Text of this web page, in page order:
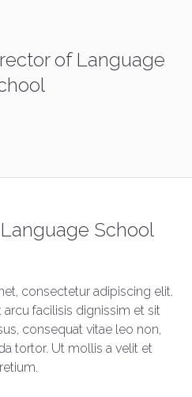
of Language
School
consectetur adipiscing elit.
facilisis dignissim et sit
consequat vitae leo non,
tortor. Ut mollis a velit et